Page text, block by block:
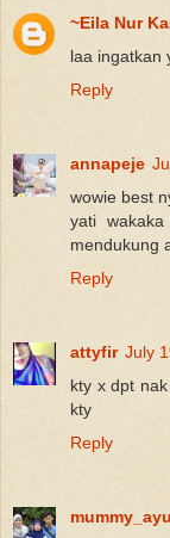
~Eila Nur
laa ingatkan
Reply
annapeje
wowie best
yati
mendukung
Reply
attyfir July
kty x dpt
kty
Reply
mummy_ayu